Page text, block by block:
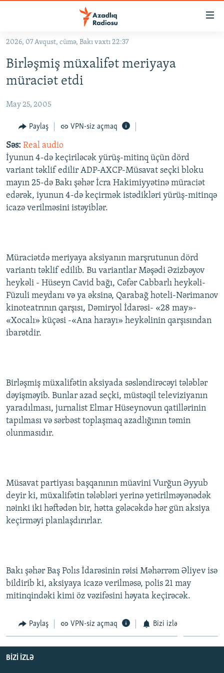
Əsas
qayıt
Əsas
qayıt
#İZAHLA
#ƏSLINDƏ
FƏRQƏ BAX
QANUNI DOĞRU
ARAŞDIRMA
MULTIMEDIA
VIDEO
KARIKATURA
RADIO ARXIV
İSLAM VƏ DEMOKRATIYA
İZ - MƏDƏNIYYƏT PROQRAMI
PEŞƏ ETIKASI VƏ JURNALISTIKA STANDARTLARIMIZ
MATERIALLARIMIZDAN ISTIFADƏ
AZADLIQRADIOSU MOBIL TELEFONUNUZDA
BIZIMLƏ ƏLAQƏ
XƏBƏR BÜLLETENLƏRIMIZ
RFE/RL-in bütün saytları
2026, 07 Avqust, cümə, Bakı vaxtı 22:37
Birləşmiş müxalifət meriyaya
müraciət etdi
May 25, 2005
Paylaş VPN-siz açmaq
Səs: Real audio
İyunun 4-də keçiriləcək yürüş-mitinq üçün dörd
variant təklif edilir ADP-AXCP-Müsavat seçki bloku
mayın 25-də Bakı şəhər İcra Hakimiyyətinə müraciət
edərək, iyunun 4-də keçirmək istədikləri yürüş-mitinqə
icazə verilməsini istəyiblər.
Müraciətdə meriyaya aksiyanın marşrutunun dörd
variantı təklif edilib. Bu variantlar Məşədi Əzizbəyov
heykəli - Hüseyn Cavid bağı, Cəfər Cabbarlı heykəli-
Füzuli meydanı və ya əksinə, Qarabağ hoteli-Nərimanov
kinoteatrının qarşısı, Dəmiryol İdarəsi- «28 may»-
«Xocalı» küçəsi -«Ana harayı» heykəlinin qarşısından
ibarətdir.
Birləşmiş müxalifətin aksiyada səsləndirəcəyi tələblər
dəyişməyib. Bunlar azad seçki, müstəqil televiziyanın
yaradılması, jurnalist Elmar Hüseynovun qatillərinin
tapılması və sərbəst toplaşmaq azadlığının təmin
olunmasıdır.
Müsavat partiyası başqanının müavini Vurğun Əyyub
deyir ki, müxalifətin tələbləri yerinə yetirilməyənədək
nəinki iki həftədən bir, hətta gələcəkdə hər gün aksiya
keçirməyi planlaşdırırlar.
Bakı şəhər Baş Polıs İdarəsinin rəisi Məhərrəm Əliyev isə
bildirib ki, aksiyaya icazə verilməsə, polis 21 may
mitinqindəki kimi öz vəzifəsini həyata keçirəcək.
Paylaş VPN-siz açmaq Bizi izlə
BIZI IZLƏ